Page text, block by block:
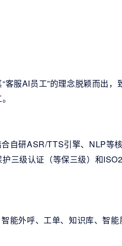
服AI员工”的理念脱颖而出，
自研ASR/TTS引擎、NLP等
三级认证（等保三级）和
能外呼、工单、知识库、智